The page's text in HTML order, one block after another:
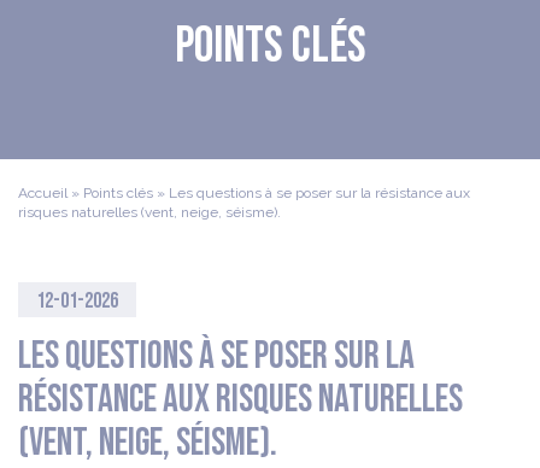
Points clés
Accueil » Points clés » Les questions à se poser sur la résistance aux
risques naturelles (vent, neige, séisme).
12-01-2026
Les questions à se poser sur la
résistance aux risques naturelles
(vent, neige, séisme).